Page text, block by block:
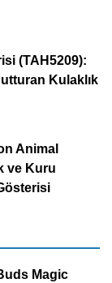
(TAH5209):
Kulaklık
Animal
ve Kuru
Magic